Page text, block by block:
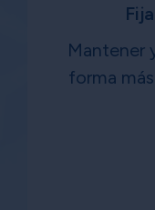
Mantener
forma